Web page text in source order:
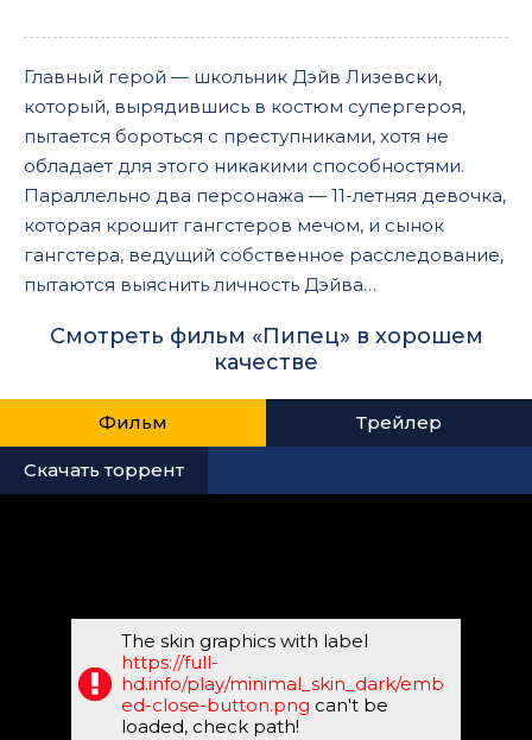
Главный герой — школьник Дэйв Лизевски,
который, вырядившись в костюм супергероя,
пытается бороться с преступниками, хотя не
обладает для этого никакими способностями.
Параллельно два персонажа — 11-летняя девочка,
которая крошит гангстеров мечом, и сынок
гангстера, ведущий собственное расследование,
пытаются выяснить личность Дэйва…
Смотреть фильм «Пипец» в хорошем
качестве
Фильм Трейлер
Скачать торрент
The skin graphics with label
https://full-
hd.info/play/minimal_skin_dark/emb
ed-close-button.png can't be
loaded, check path!